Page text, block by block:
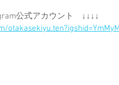
公式アカウント　↓↓↓↓